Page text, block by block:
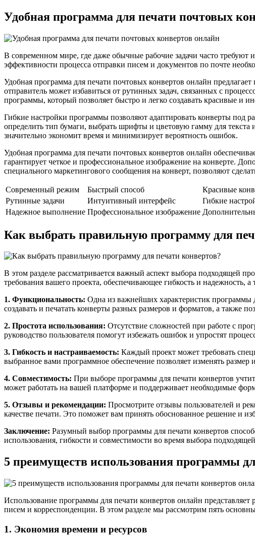
Удобная программа для печати почтовых
В современном мире, где даже обычные рабочие задачи часто
эффективности процесса отправки писем и документов по почте
Удобная программа для печати почтовых конвертов онлайн
отправитель может избавиться от рутинных задач, связанных с
программы, который позволяет быстро и легко создавать красивые
Гибкие настройки программы позволяют адаптировать конверты под
определить тип бумаги, выбрать шрифты и цветовую гамму для текста
значительно экономит время и минимизирует вероятность ошибок.
Удобная программа для печати почтовых конвертов онлайн
гарантирует четкое и профессиональное изображение на конверте.
специального маркетингового сообщения на конверт, позволяют
Современный режим Быстрый способ
Красивые
Рутинные задачи
Интуитивный интерфейс
Гибкие
Надежное выполнение Профессиональное изображение
Как выбрать правильную программу для
В этом разделе рассматривается важный аспект выбора подходящей
требования вашего проекта, обеспечивающее гибкость и надежность,
1. Функциональность: Одна из важнейших характеристик программы
создавать и печатать конверты разных размеров и форматов, а также
2. Простота использования: Отсутствие сложностей при работе с
руководство пользователя помогут избежать ошибок и упростят
3. Гибкость и настраиваемость: Каждый проект может требовать
выбранное вами программное обеспечение позволяет изменять
4. Совместимость: При выборе программы для печати конвертов
может работать на вашей платформе и поддерживает необходимые
5. Отзывы и рекомендации: Просмотрите отзывы пользователей и
качестве печати. Это поможет вам принять обоснованное решение и
Заключение: Разумный выбор программы для печати конвертов
использования, гибкости и совместимости во время выбора
5 преимуществ использования программы
Использование программы для печати конвертов онлайн
писем и корреспонденции. В этом разделе мы рассмотрим пять
1. Экономия времени и ресурсов